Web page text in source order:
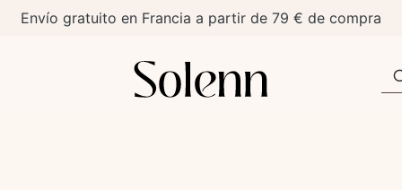
Envío gratuito en Francia a partir de 79 € de compra